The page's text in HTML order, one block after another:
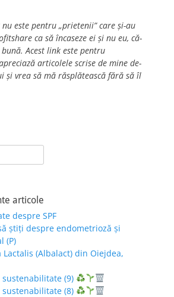
este pentru „prietenii” care și-au
ca să încaseze ei și nu eu, că-
Acest link este pentru
articolele scrise de mine de-
și vrea să mă răsplătească fără să îl
articole
despre SPF
știți despre endometrioză și
(P)
(Albalact) din Oiejdea,
(9)
(8)